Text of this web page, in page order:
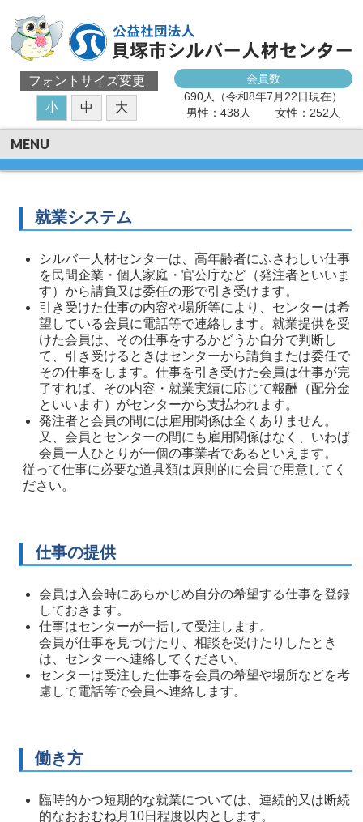
会員数
690人（令和8年7月22日現在）
男性：438人
女性：252人
フォントサイズ変更
小
中 大
MENU
就業システム
シルバー人材センターは、高年齢者にふさわしい仕事
を民間企業・個人家庭・官公庁など（発注者といいま
す）から請負又は委任の形で引き受けます。
引き受けた仕事の内容や場所等により、センターは希
望している会員に電話等で連絡します。就業提供を受
けた会員は、その仕事をするかどうか自分で判断し
て、引き受けるときはセンターから請負または委任で
その仕事をします。仕事を引き受けた会員は仕事が完
了すれば、その内容・就業実績に応じて報酬（配分金
といいます）がセンターから支払われます。
発注者と会員の間には雇用関係は全くありません。
又、会員とセンターの間にも雇用関係はなく、いわば
会員一人ひとりが一個の事業者であるといえます。
従って仕事に必要な道具類は原則的に会員で用意してく
ださい。
仕事の提供
会員は入会時にあらかじめ自分の希望する仕事を登録
しておきます。
仕事はセンターが一括して受注します。
会員が仕事を見つけたり、相談を受けたりしたとき
は、センターへ連絡してください。
センターは受注した仕事を会員の希望や場所などを考
慮して電話等で会員へ連絡します。
働き方
臨時的かつ短期的な就業については、連続的又は断続
的なおおむね月10日程度以内とします。